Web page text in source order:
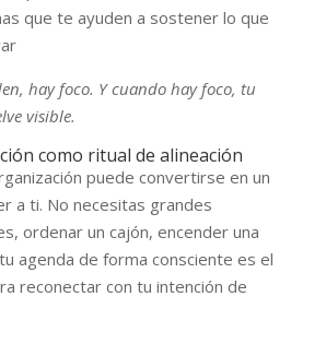
que te ayuden a sostener lo que
hay foco. Y cuando hay foco, tu
visible.
como ritual de alineación
puede convertirse en un
a ti. No necesitas grandes
ordenar un cajón, encender una
agenda de forma consciente es el
reconectar con tu intención de